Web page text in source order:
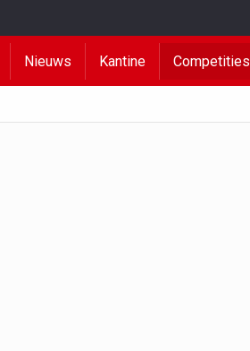
Nieuws Kantine Competities